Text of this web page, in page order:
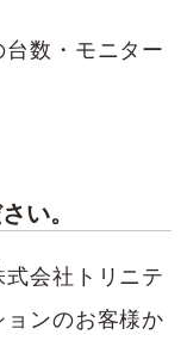
数・モニター
い。
会社トリニテ
ンのお客様か